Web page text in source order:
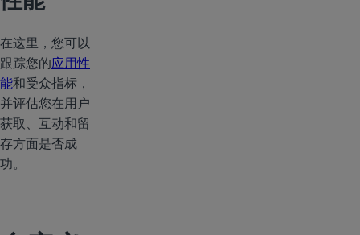
在这里，您可以
跟踪您的应用性
能和受众指标，
并评估您在用户
获取、互动和留
存方面是否成
功。